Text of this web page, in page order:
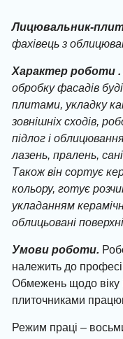
Лицювальник-
фахівець з
Характер роботи .
обробку фасадів
плитами, укладку
зовнішніх сходів,
підлог і
лазень, пралень,
Також він сортує
кольору, готує
укладанням
облицьовані поверхні
Умови роботи.
належить до
Обмежень щодо віку
плиточниками
Режим праці –